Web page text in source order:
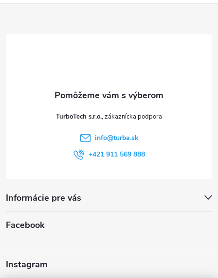
TurboTech s.r.o.
info@turba.sk
+421 911 569 888
Informácie pre vás
Facebook
Instagram